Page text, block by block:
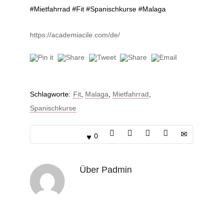
#Mietfahrrad #Fit #Spanischkurse #Malaga
https://academiacile.com/de/
Schlagworte: Fit Malaga Mietfahrrad
Spanischkurse
0
Über Padmin